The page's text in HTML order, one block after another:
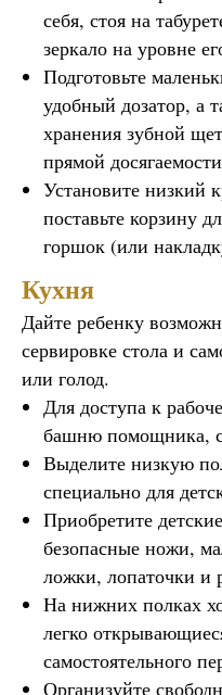
себя, стоя на
зеркало на уровне
Подготовьте
удобный дозатор, а
хранения зубной
прямой
Установите низкий
поставьте корзину
горшок (или
Кухня
Дайте ребенку
сервировке стола и
или голод.
Для доступа к
башню помощника,
Выделите низкую
специально для
Приобретите
безопасные ножи,
ложки, лопаточки и
На нижних полках
легко
самостоятельного
Организуйте